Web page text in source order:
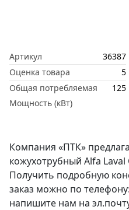
Артикул
36387
Оценка товара
5
Общая потребляемая
Мощность (кВт)
125
Компания «ПТК»
кожухотрубный Alfa Laval
Получить подробную
заказ можно по телефону:
напишите нам на